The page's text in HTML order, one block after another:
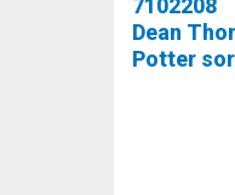
7102208
Dean
Potter